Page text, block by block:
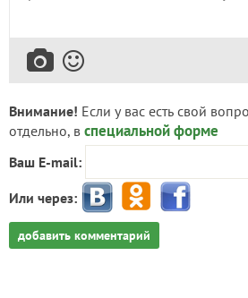
Внимание! Если у вас есть свой
отдельно, в специальной форме
Ваш E-mail:
Или через:
добавить комментарий